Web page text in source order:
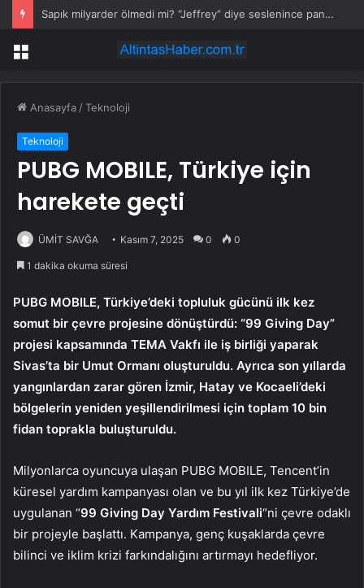
Sapık milyarder ölmedi mi? “Jeffrey” diye seslenince paniğe kapılıp gaza bastı
Menü
Anasayfa /Teknoloji
Teknoloji
PUBG MOBILE, Türkiye için
harekete geçti
ÜMİT SAVĞA Kasım 7, 2025 0 0
1 dakika okuma süresi
PUBG MOBILE, Türkiye’deki topluluk gücünü ilk kez
somut bir çevre projesine dönüştürdü: “99 Giving Day”
projesi kapsamında TEMA Vakfı ile iş birliği yaparak
Sivas’ta bir Umut Ormanı oluşturuldu. Ayrıca son yıllarda
yangınlardan zarar gören İzmir, Hatay ve Kocaeli’deki
bölgelerin yeniden yeşillendirilmesi için toplam 10 bin
fidan toprakla buluşturuldu.
Milyonlarca oyuncuya ulaşan PUBG MOBILE, Tencent’in
küresel yardım kampanyası olan ve bu yıl ilk kez Türkiye’de
uygulanan “99 Giving Day Yardım Festivali“ni çevre odaklı
bir projeyle başlattı. Kampanya, genç kuşaklarda çevre
bilinci ve iklim krizi farkındalığını artırmayı hedefliyor.